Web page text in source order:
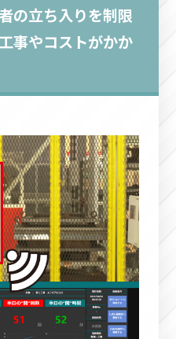
の立ち入りを制限
事やコストがかか